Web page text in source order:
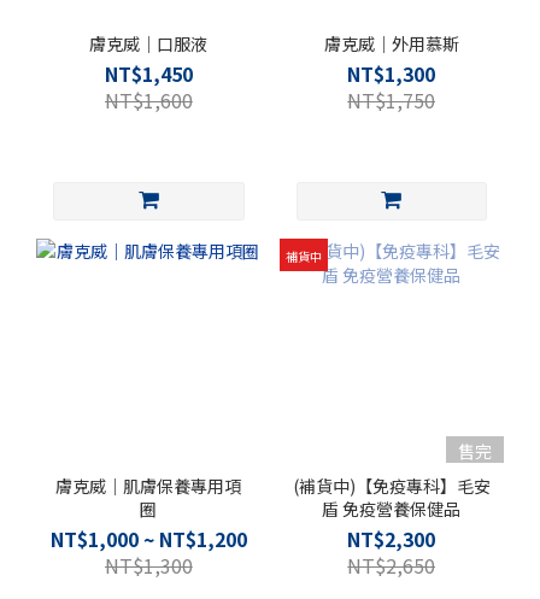
膚克威｜口服液
NT$1,450
NT$1,600
膚克威｜外用慕斯
NT$1,300
NT$1,750
膚克威｜肌膚保養專用項
圈
NT$1,000 ~ NT$1,200
NT$1,300
補貨中
售完
(補貨中)【免疫專科】毛安
盾 免疫營養保健品
NT$2,300
NT$2,650